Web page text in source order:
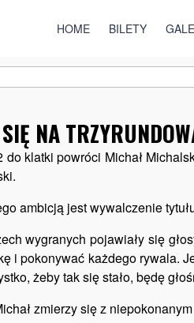
HOME BILETY GALE
NA
do klatki powróci Michał
ambicją jest wywalczenie
wygranych pojawiały się
i pokonywać każdego rywala.
żeby tak się stało, będę
zmierzy się z